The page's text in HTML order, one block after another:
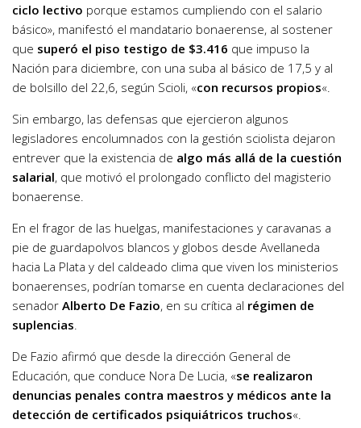
ciclo lectivo porque estamos cumpliendo con el salario
básico», manifestó el mandatario bonaerense, al sostener
que superó el piso testigo de $3.416 que impuso la
Nación para diciembre, con una suba al básico de 17,5 y al
de bolsillo del 22,6, según Scioli, «con recursos propios«.
Sin embargo, las defensas que ejercieron algunos
legisladores encolumnados con la gestión sciolista dejaron
entrever que la existencia de algo más allá de la cuestión
salarial, que motivó el prolongado conflicto del magisterio
bonaerense.
En el fragor de las huelgas, manifestaciones y caravanas a
pie de guardapolvos blancos y globos desde Avellaneda
hacia La Plata y del caldeado clima que viven los ministerios
bonaerenses, podrían tomarse en cuenta declaraciones del
senador Alberto De Fazio, en su crítica al régimen de
suplencias.
De Fazio afirmó que desde la dirección General de
Educación, que conduce Nora De Lucia, «se realizaron
denuncias penales contra maestros y médicos ante la
detección de certificados psiquiátricos truchos«.